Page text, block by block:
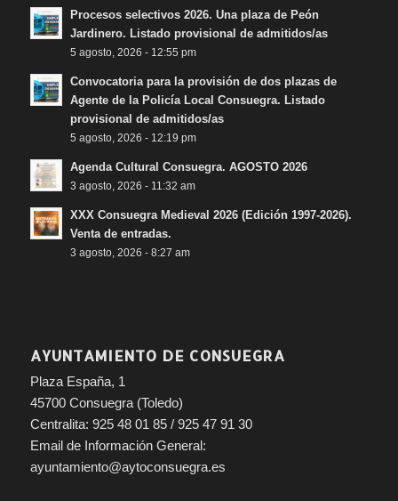
Procesos selectivos 2026. Una plaza de Peón
Jardinero. Listado provisional de admitidos/as
5 agosto, 2026 - 12:55 pm
Convocatoria para la provisión de dos plazas de
Agente de la Policía Local Consuegra. Listado
provisional de admitidos/as
5 agosto, 2026 - 12:19 pm
Agenda Cultural Consuegra. AGOSTO 2026
3 agosto, 2026 - 11:32 am
XXX Consuegra Medieval 2026 (Edición 1997-2026).
Venta de entradas.
3 agosto, 2026 - 8:27 am
AYUNTAMIENTO DE CONSUEGRA
Plaza España, 1
45700 Consuegra (Toledo)
Centralita: 925 48 01 85 / 925 47 91 30
Email de Información General:
ayuntamiento@aytoconsuegra.es